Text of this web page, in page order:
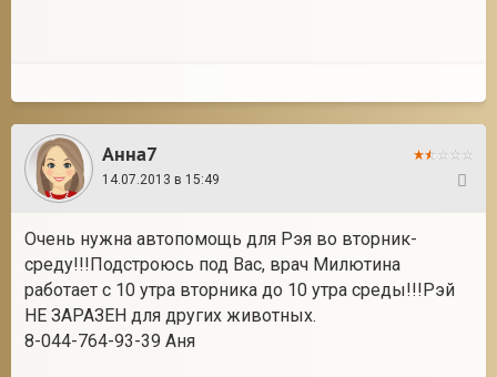
Анна7
14.07.2013 в 15:49
Очень нужна автопомощь для Рэя во вторник-
среду!!!Подстроюсь под Вас, врач Милютина
работает с 10 утра вторника до 10 утра среды!!!Рэй
НЕ ЗАРАЗЕН для других животных.
8-044-764-93-39 Аня